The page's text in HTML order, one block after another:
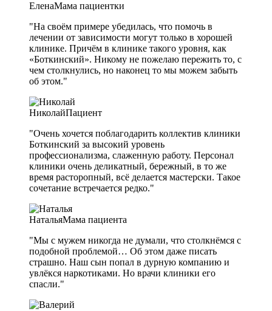
ЕленаМама пациентки
"На своём примере убедилась, что помочь в
лечении от зависимости могут только в хорошей
клинике. Причём в клинике такого уровня, как
«Боткинский». Никому не пожелаю пережить то, с
чем столкнулись, но наконец то мы можем забыть
об этом."
НиколайПациент
"Очень хочется поблагодарить коллектив клиники
Боткинский за высокий уровень
профессионализма, слаженную работу. Персонал
клиники очень деликатный, бережный, в то же
время расторопный, всё делается мастерски. Такое
сочетание встречается редко."
НатальяМама пациента
"Мы с мужем никогда не думали, что столкнёмся с
подобной проблемой… Об этом даже писать
страшно. Наш сын попал в дурную компанию и
увлёкся наркотиками. Но врачи клиники его
спасли."